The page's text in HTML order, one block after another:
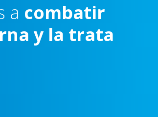
a combatir
y la trata